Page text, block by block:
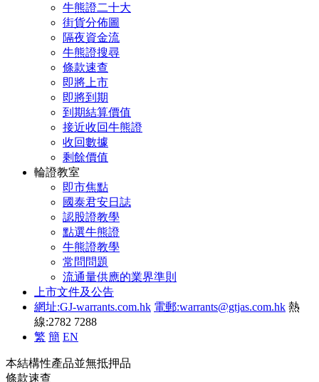
牛熊證二十大
街貨分佈圖
隔夜資金流
牛熊證搜尋
條款速查
即將上市
即將到期
到期結算價值
接近收回牛熊證
收回數據
剩餘價值
輪證教室
即市焦點
國泰君安日誌
認股證教學
點選牛熊證
牛熊證教學
常問問題
流通量供應的業界準則
上市文件及公告
網址:GJ-warrants.com.hk 電郵:warrants@gtjas.com.hk 熱
線:2782 7288
繁 簡 EN
本結構性產品並無抵押品
條款速查